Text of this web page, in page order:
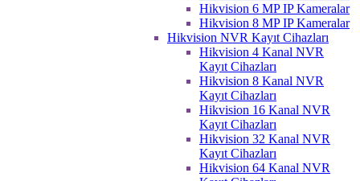
Hikvision 6 MP IP Kameralar
Hikvision 8 MP IP Kameralar
Hikvision NVR Kayıt Cihazları
Hikvision 4 Kanal NVR
Kayıt Cihazları
Hikvision 8 Kanal NVR
Kayıt Cihazları
Hikvision 16 Kanal NVR
Kayıt Cihazları
Hikvision 32 Kanal NVR
Kayıt Cihazları
Hikvision 64 Kanal NVR